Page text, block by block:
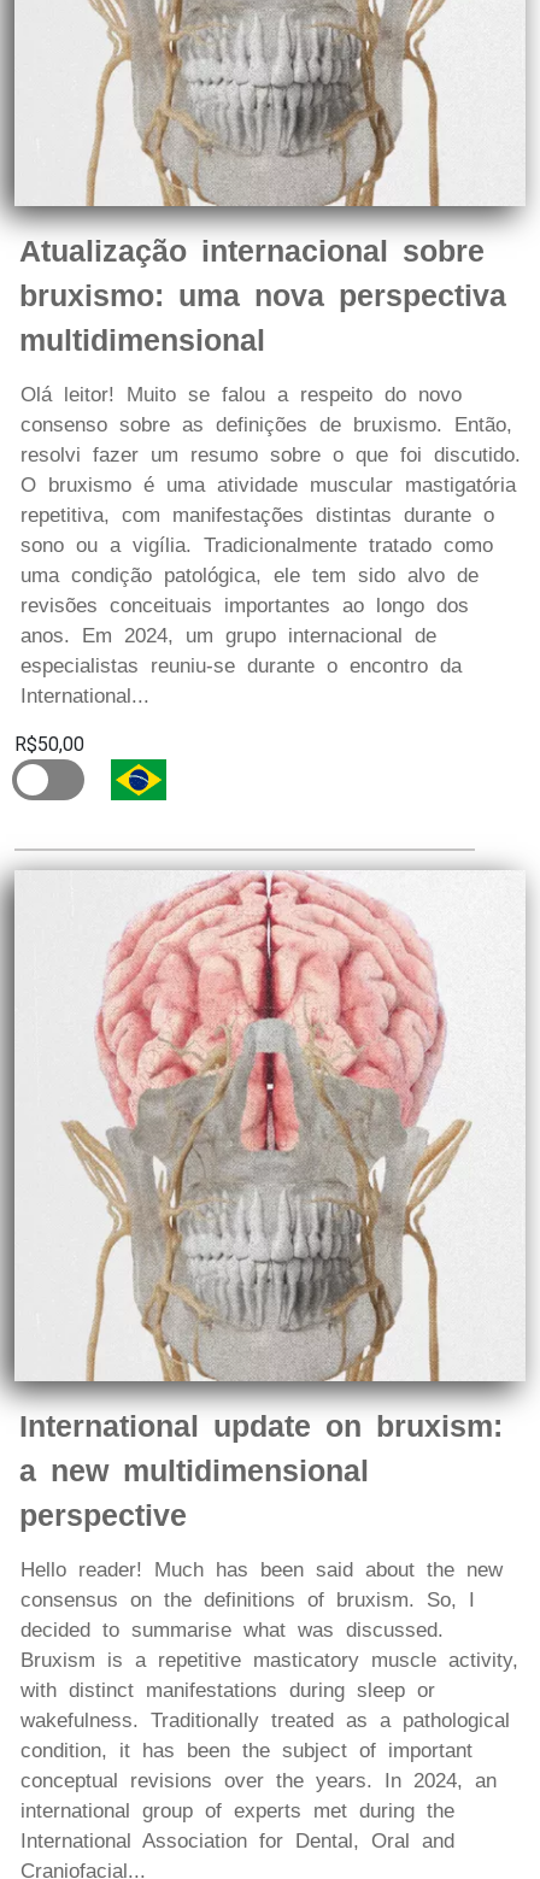
Atualização internacional sobre
bruxismo: uma nova perspectiva
multidimensional
Olá leitor! Muito se falou a respeito do novo
consenso sobre as definições de bruxismo. Então,
resolvi fazer um resumo sobre o que foi discutido.
O bruxismo é uma atividade muscular mastigatória
repetitiva, com manifestações distintas durante o
sono ou a vigília. Tradicionalmente tratado como
uma condição patológica, ele tem sido alvo de
revisões conceituais importantes ao longo dos
anos. Em 2024, um grupo internacional de
especialistas reuniu-se durante o encontro da
International...
R$50,00
International update on bruxism:
a new multidimensional
perspective
Hello reader! Much has been said about the new
consensus on the definitions of bruxism. So, I
decided to summarise what was discussed.
Bruxism is a repetitive masticatory muscle activity,
with distinct manifestations during sleep or
wakefulness. Traditionally treated as a pathological
condition, it has been the subject of important
conceptual revisions over the years. In 2024, an
international group of experts met during the
International Association for Dental, Oral and
Craniofacial...